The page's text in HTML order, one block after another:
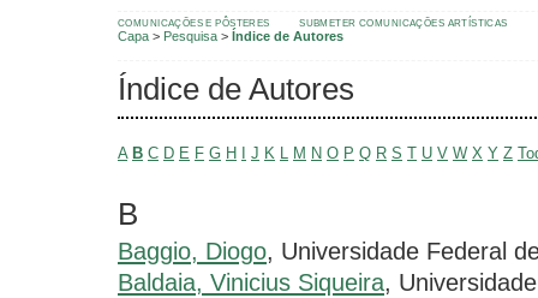
COMUNICAÇÕES E PÔSTERES SUBMETER COMUNICAÇÕES ARTÍSTICAS
Capa > Pesquisa > Índice de Autores
Índice de Autores
A B C D E F G H J K L M N O P Q R S T U V W X Y Z
B
Baggio, Diogo, Universidade Federal
Baldaia, Vinicius Siqueira,